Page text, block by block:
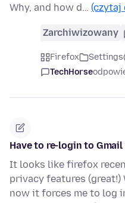
Why, and how d… (czytaj
Zarchiwizowany
Firefox Settings
TechHorse
Have to re-login to
It looks like firefox
privacy features
now it forces me to log